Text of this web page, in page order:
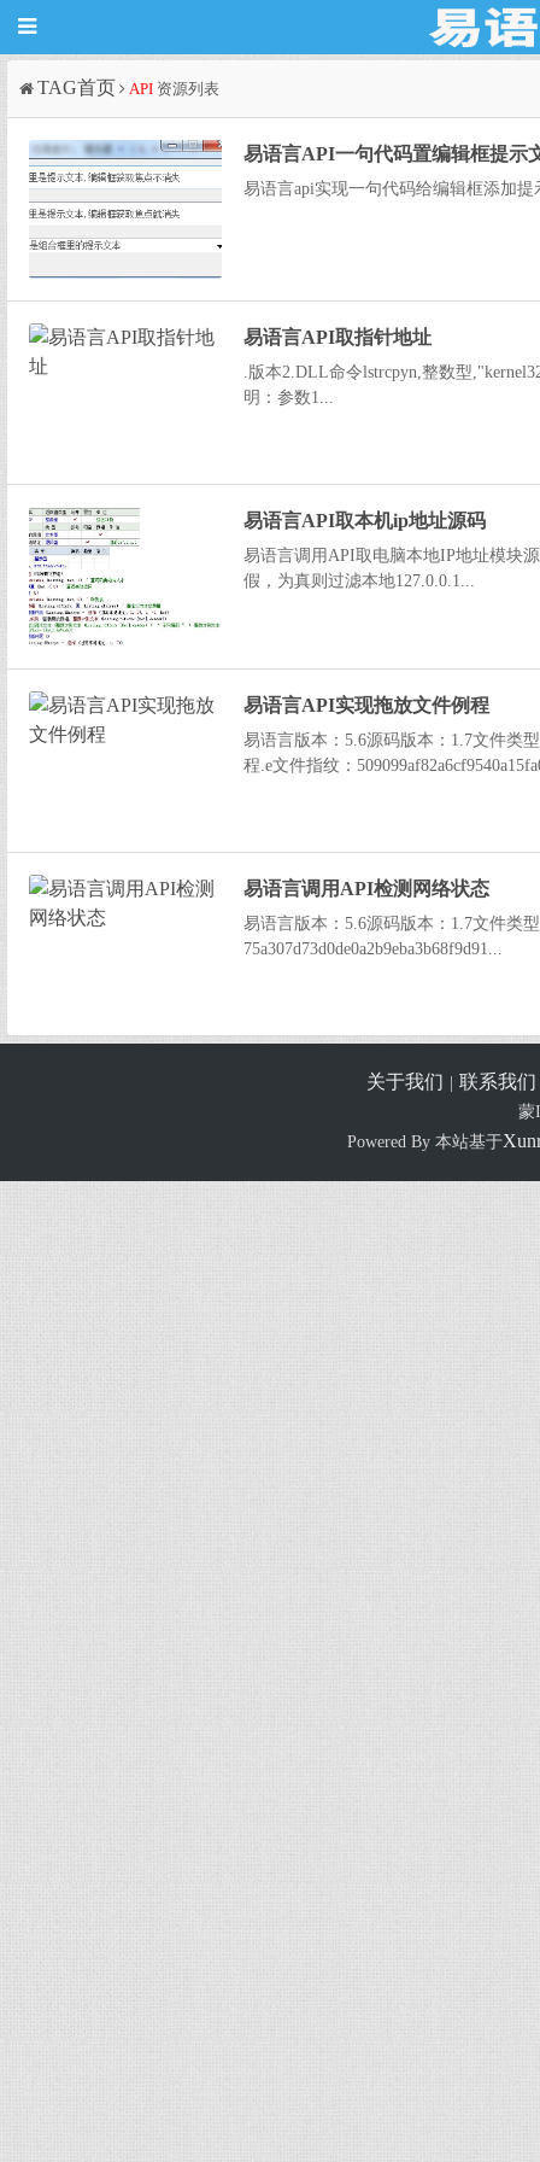
TAG首页 API 资源列表
易语言API一句代码置编辑框提示
易语言api实现一句代码给编辑框添加提
易语言API取指针地址
.版本2.DLL命令lstrcpyn,整数型
明：参数1...
易语言API取本机ip地址源码
易语言调用API取电脑本地IP地址模块
假，为真则过滤本地127.0.0.1...
易语言API实现拖放文件例程
易语言版本：5.6源码版本：1.7文件类
程.e文件指纹：
易语言调用API检测网络状态
易语言版本：5.6源码版本：1.7文件类
75a307d73d0de0a2b9eba3b68f9d91...
关于我们 联系我们
蒙
Powered By 本站基于